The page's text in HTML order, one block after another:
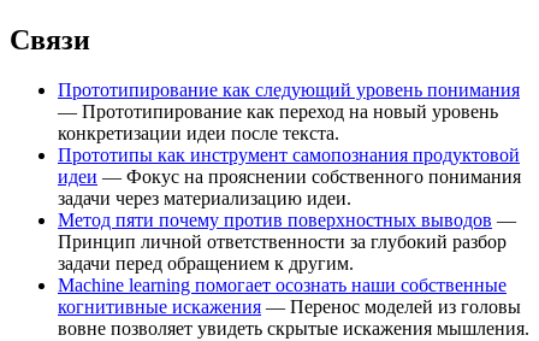
Связи
Прототипирование как следующий уровень понимания
— Прототипирование как переход на новый уровень
конкретизации идеи после текста.
Прототипы как инструмент самопознания продуктовой
идеи — Фокус на прояснении собственного понимания
задачи через материализацию идеи.
Метод пяти почему против поверхностных выводов —
Принцип личной ответственности за глубокий разбор
задачи перед обращением к другим.
Machine learning помогает осознать наши собственные
когнитивные искажения — Перенос моделей из головы
вовне позволяет увидеть скрытые искажения мышления.